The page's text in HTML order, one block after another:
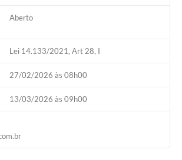
Controladoria Interna
Aberto
Lei 14.133/2021, Art 28, I
27/02/2026 às 08h00
13/03/2026 às 09h00